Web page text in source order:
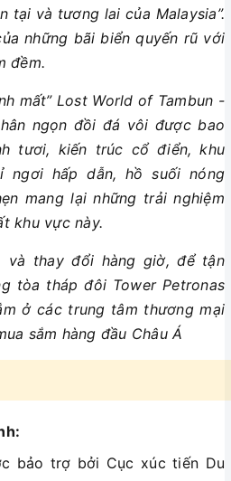
tại và tương lai của Malaysia”.
những bãi biển quyến rũ với
đềm.
mất” Lost World of Tambun -
ngọn đồi đá vôi được bao
tươi, kiến trúc cổ điển, khu
ngơi hấp dẫn, hồ suối nóng
mang lại những trải nghiệm
khu vực này.
và thay đổi hàng giờ, để tận
tòa tháp đôi Tower Petronas
ở các trung tâm thương mại
sắm hàng đầu Châu Á
bảo trợ bởi Cục xúc tiến Du